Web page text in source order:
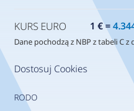
Dostosuj Cookies
RODO
KURS EURO 1 € =
Dane pochodzą z NBP z tabeli C z